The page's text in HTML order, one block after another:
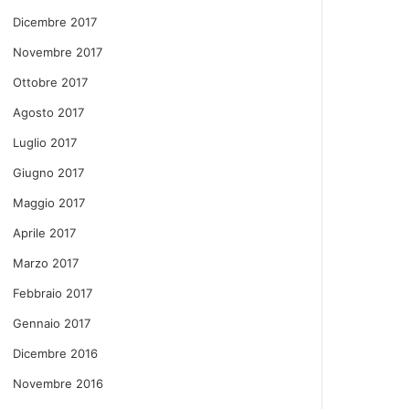
Dicembre 2017
Novembre 2017
Ottobre 2017
Agosto 2017
Luglio 2017
Giugno 2017
Maggio 2017
Aprile 2017
Marzo 2017
Febbraio 2017
Gennaio 2017
Dicembre 2016
Novembre 2016